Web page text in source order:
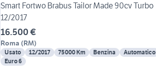
Smart Fortwo Brabus Tailor Made 90cv Turbo
12/2017
16.500 €
Roma (RM)
Usato 12/2017 75000 Km Benzina
Automatico
Euro 6